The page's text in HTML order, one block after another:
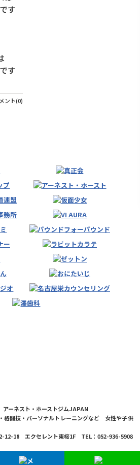
す
ント(0)
ーネスト・ホーストジムJAPAN
格闘技・パーソナルトレーニングなど 女性や子供
12-18 エクセレント東桜1F TEL：052-936-5908
Hoost Gym Japan Co.,LTD.